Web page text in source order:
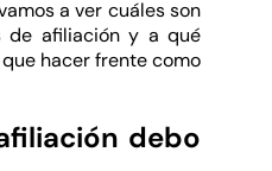
a ver cuáles son
de afiliación y a qué
hacer frente como
debo